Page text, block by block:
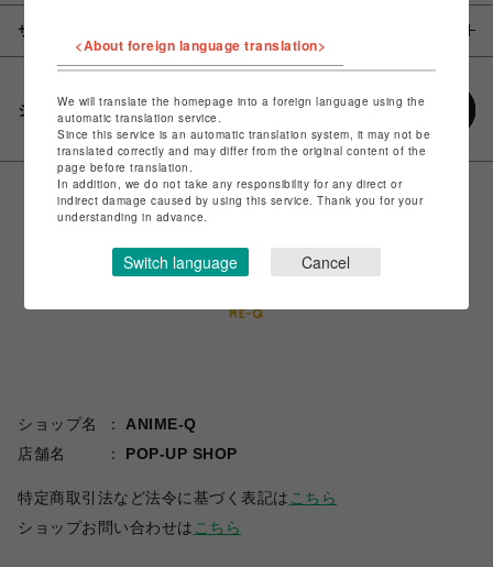
サイズ
シェアする
ショップ名
ANIME-Q
店舗名
POP-UP SHOP
特定商取引法など法令に基づく表記は こちら
ショップお問い合わせは こちら
<About foreign language translation>
We will translate the homepage into a foreign language using the
automatic translation service.
Since this service is an automatic translation system, it may not be
translated correctly and may differ from the original content of the
page before translation.
In addition, we do not take any responsibility for any direct or
indirect damage caused by using this service. Thank you for your
understanding in advance.
Switch language Cancel